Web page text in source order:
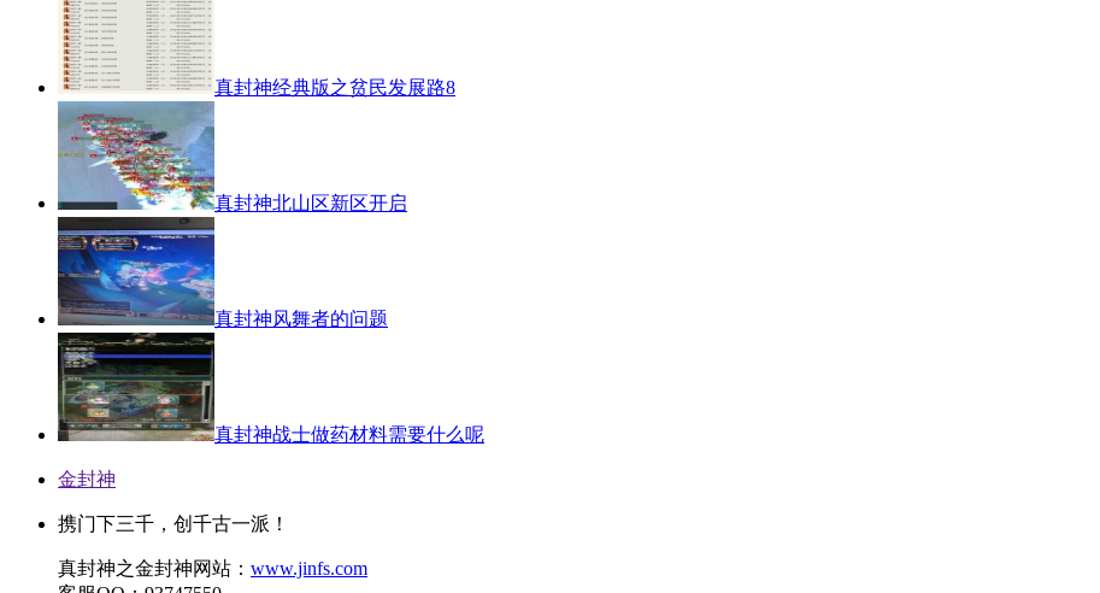
真封神经典版之贫民发展路8
真封神北山区新区开启
真封神风舞者的问题
真封神战士做药材料需要什么呢
金封神
携门下三千，创千古一派！
真封神之金封神网站： www.jinfs.com